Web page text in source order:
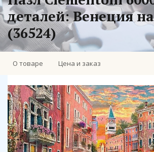
деталей: Венеция
(36524)
О товаре Цена и заказ